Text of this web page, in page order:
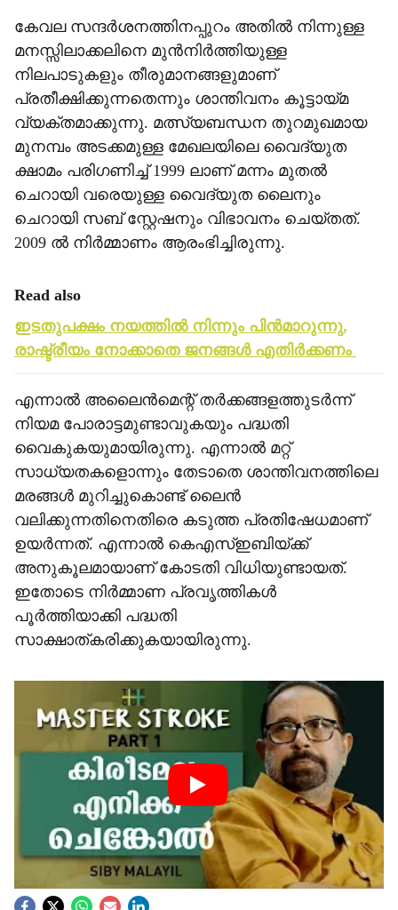
കേവല സന്ദര്‍ശനത്തിനപ്പുറം അതില്‍ നിന്നുള്ള
മനസ്സിലാക്കലിനെ മുന്‍നിര്‍ത്തിയുള്ള
നിലപാടുകളും തീരുമാനങ്ങളുമാണ്
പ്രതീക്ഷിക്കുന്നതെന്നും ശാന്തിവനം കൂട്ടായ്മ
വ്യക്തമാക്കുന്നു. മത്സ്യബന്ധന തുറമുഖമായ
മുനമ്പം അടക്കമുള്ള മേഖലയിലെ വൈദ്യുത
ക്ഷാമം പരിഗണിച്ച് 1999 ലാണ് മന്നം മുതല്‍
ചെറായി വരെയുള്ള വൈദ്യുത ലൈനും
ചെറായി സബ് സ്റ്റേഷനും വിഭാവനം ചെയ്തത്.
2009 ല്‍ നിര്‍മ്മാണം ആരംഭിച്ചിരുന്നു.
Read also
ഇടതുപക്ഷം നയത്തില്‍ നിന്നും പിന്‍മാറുന്നു,
രാഷ്ട്രീയം നോക്കാതെ ജനങ്ങള്‍ എതിര്‍ക്കണം
എന്നാല്‍ അലൈന്‍മെന്റ് തര്‍ക്കങ്ങളത്തുടര്‍ന്ന്
നിയമ പോരാട്ടമുണ്ടാവുകയും പദ്ധതി
വൈകുകയുമായിരുന്നു. എന്നാല്‍ മറ്റ്
സാധ്യതകളൊന്നും തേടാതെ ശാന്തിവനത്തിലെ
മരങ്ങള്‍ മുറിച്ചുകൊണ്ട് ലൈന്‍
വലിക്കുന്നതിനെതിരെ കടുത്ത പ്രതിഷേധമാണ്
ഉയര്‍ന്നത്. എന്നാല്‍ കെഎസ്ഇബിയ്ക്ക്
അനുകൂലമായാണ് കോടതി വിധിയുണ്ടായത്.
ഇതോടെ നിര്‍മ്മാണ പ്രവൃത്തികള്‍
പൂര്‍ത്തിയാക്കി പദ്ധതി
സാക്ഷാത്കരിക്കുകയായിരുന്നു.